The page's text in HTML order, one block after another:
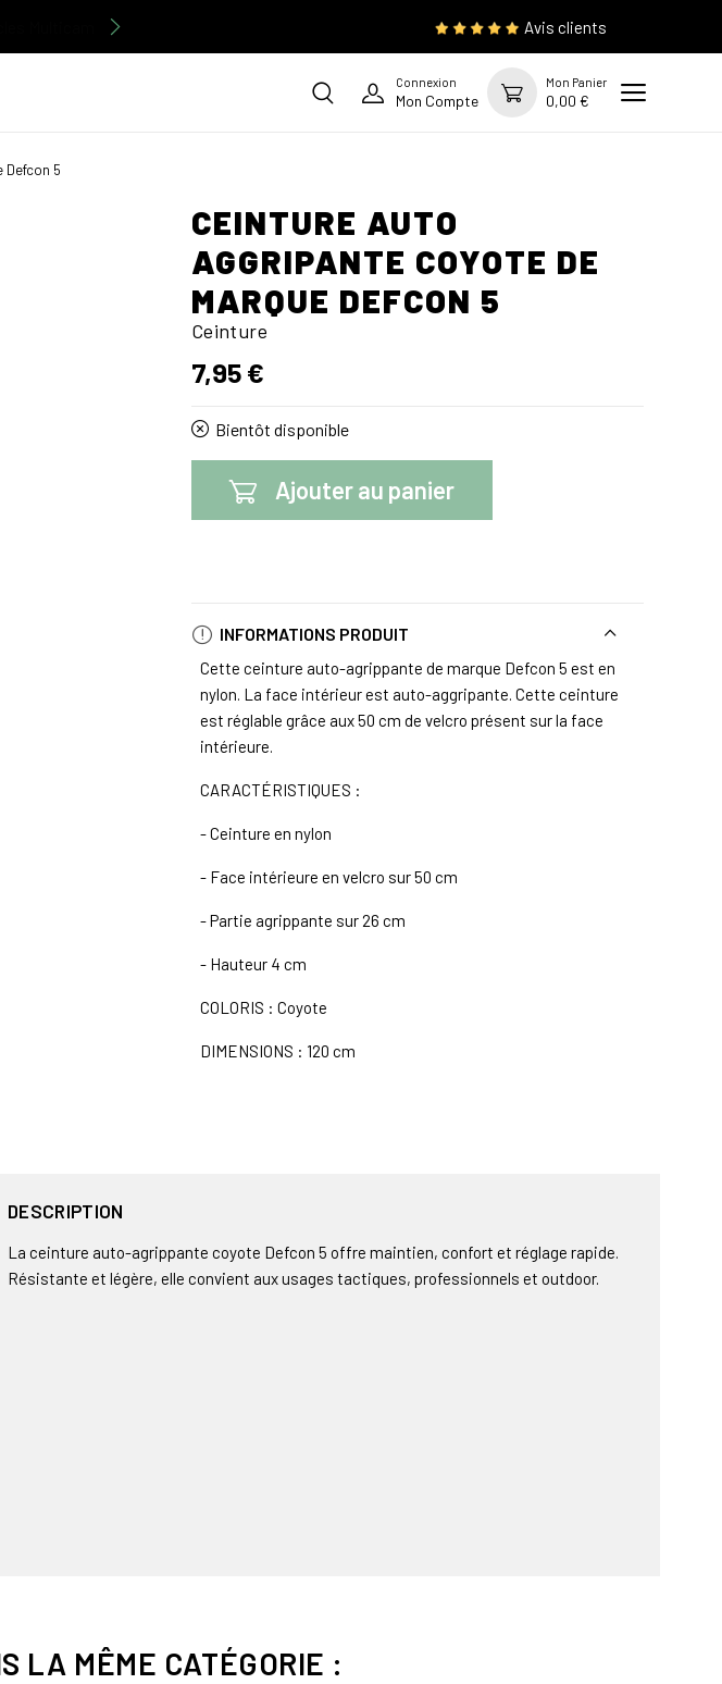
Avis clients
Connexion
Mon Compte
Mon Panier
0,00 €
Defcon 5
CEINTURE AUTO
AGGRIPANTE COYOTE DE
MARQUE DEFCON 5
Ceinture
7,95 €
Bientôt disponible
Ajouter au panier
INFORMATIONS PRODUIT
Cette ceinture auto-agrippante de marque Defcon 5 est en
nylon. La face intérieur est auto-aggripante. Cette ceinture
est réglable grâce aux 50 cm de velcro présent sur la face
intérieure.
CARACTÉRISTIQUES :
- Ceinture en nylon
- Face intérieure en velcro sur 50 cm
- Partie agrippante sur 26 cm
- Hauteur 4 cm
COLORIS : Coyote
DIMENSIONS : 120 cm
DESCRIPTION
La ceinture auto-agrippante coyote Defcon 5 offre maintien, confort et réglage rapide.
Résistante et légère, elle convient aux usages tactiques, professionnels et outdoor.
LA MÊME CATÉGORIE :